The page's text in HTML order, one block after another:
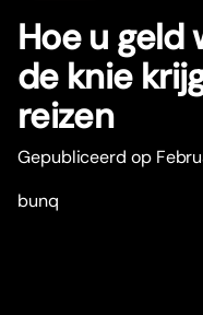
Hoe u geld
de knie
reizen
Gepubliceerd op
bunq